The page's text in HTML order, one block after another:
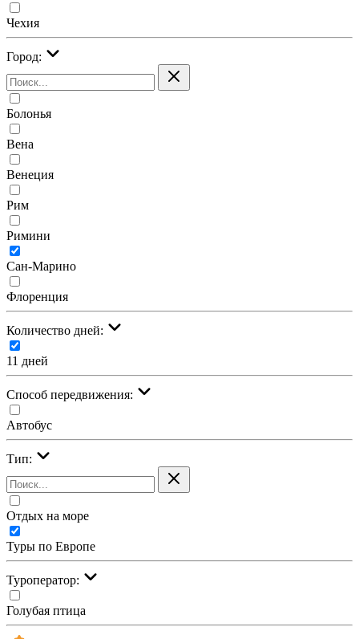
Чехия
Город:
Болонья
Вена
Венеция
Рим
Римини
Сан-Марино
Флоренция
Количество дней:
11 дней
Cпособ передвижения:
Автобус
Тип:
Отдых на море
Туры по Европе
Туроператор:
Голубая птица